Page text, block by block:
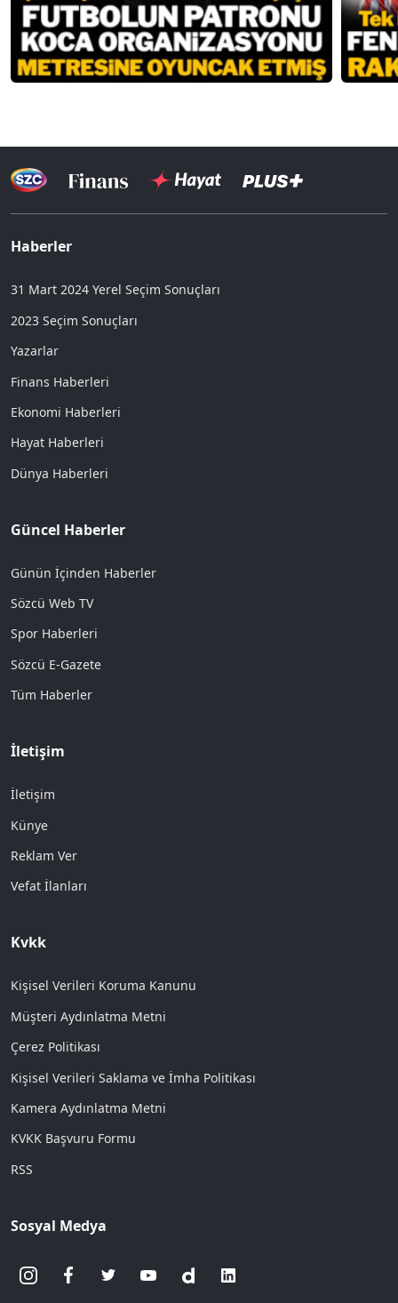
Haberler
31 Mart 2024 Yerel Seçim Sonuçları
2023 Seçim Sonuçları
Yazarlar
Finans Haberleri
Ekonomi Haberleri
Hayat Haberleri
Dünya Haberleri
Güncel Haberler
Günün İçinden Haberler
Sözcü Web TV
Spor Haberleri
Sözcü E-Gazete
Tüm Haberler
İletişim
İletişim
Künye
Reklam Ver
Vefat İlanları
Kvkk
Kişisel Verileri Koruma Kanunu
Müşteri Aydınlatma Metni
Çerez Politikası
Kişisel Verileri Saklama ve İmha Politikası
Kamera Aydınlatma Metni
KVKK Başvuru Formu
RSS
Sosyal Medya